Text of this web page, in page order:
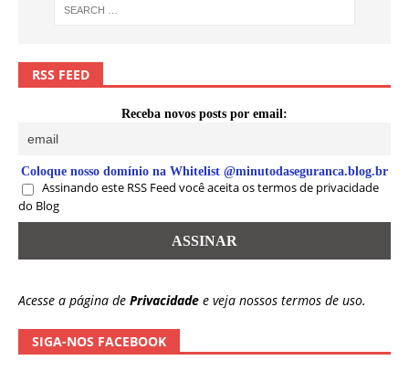
RSS FEED
Receba novos posts por email:
Coloque nosso domínio na Whitelist @minutodaseguranca.blog.br
Assinando este RSS Feed você aceita os termos de privacidade
do Blog
Acesse a página de Privacidade e veja nossos termos de uso.
SIGA-NOS FACEBOOK